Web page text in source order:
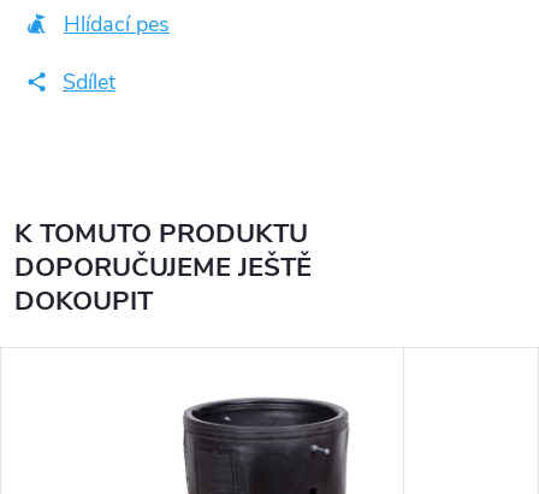
Hlídací pes
Sdílet
K TOMUTO PRODUKTU
DOPORUČUJEME JEŠTĚ
DOKOUPIT